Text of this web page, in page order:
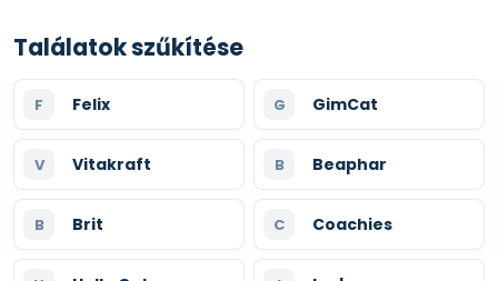
Találatok szűkítése
F Felix G GimCat
V Vitakraft B Beaphar
B Brit C Coachies